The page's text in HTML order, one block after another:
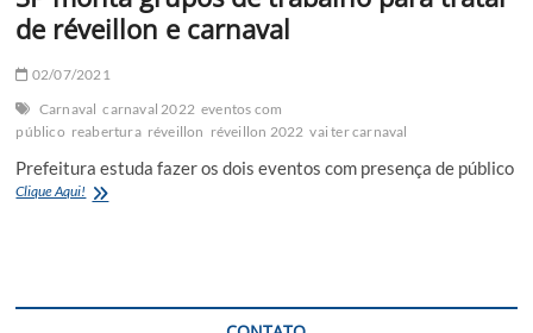
de réveillon e carnaval
02/07/2021
Carnaval carnaval 2022 eventos com
público reabertura réveillon réveillon 2022 vai ter carnaval
Prefeitura estuda fazer os dois eventos com presença de público
Clique Aqui! SP